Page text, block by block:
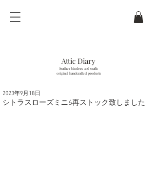
Attic Diary
leather binders and crafts
original handcrafted products
シトラスローズミニ6再ストック致しました
2023年9月18日